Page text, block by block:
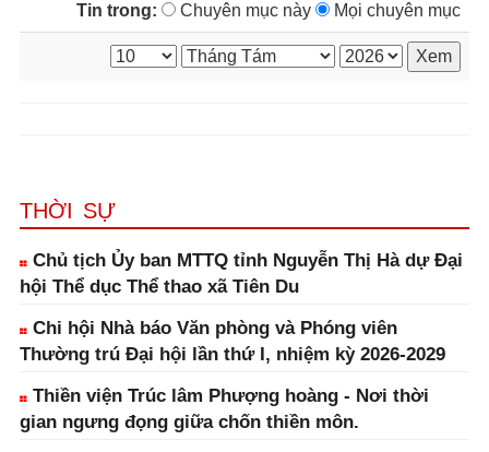
Tin trong: Chuyên mục này Mọi chuyên mục
THỜI SỰ
Chủ tịch Ủy ban MTTQ tỉnh Nguyễn Thị Hà dự Đại
hội Thể dục Thể thao xã Tiên Du
Chi hội Nhà báo Văn phòng và Phóng viên
Thường trú Đại hội lần thứ I, nhiệm kỳ 2026-2029
Thiền viện Trúc lâm Phượng hoàng - Nơi thời
gian ngưng đọng giữa chốn thiền môn.